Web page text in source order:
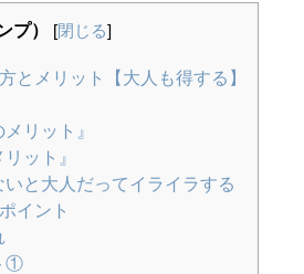
プ） 閉じる
とメリット【大人も得する】
リット』
ット』
と大人だってイライラする
イント
①